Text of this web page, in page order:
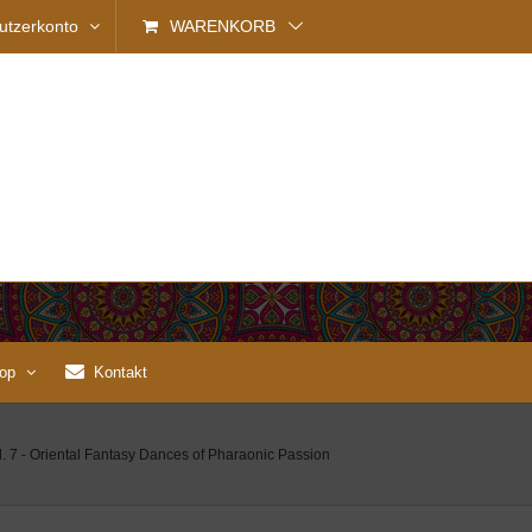
WARENKORB
Kontakt
7 - Oriental Fantasy Dances of Pharaonic Passion